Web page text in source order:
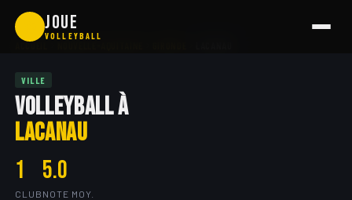
JOUE
VOLLEYBALL
VILLE
VOLLEYBALL À
LACANAU
1
CLUB
5.0
NOTE MOY.